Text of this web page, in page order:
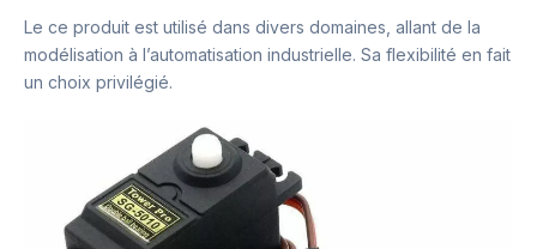
Le ce produit est utilisé dans divers domaines, allant de la
modélisation à l’automatisation industrielle. Sa flexibilité en fait
un choix privilégié.